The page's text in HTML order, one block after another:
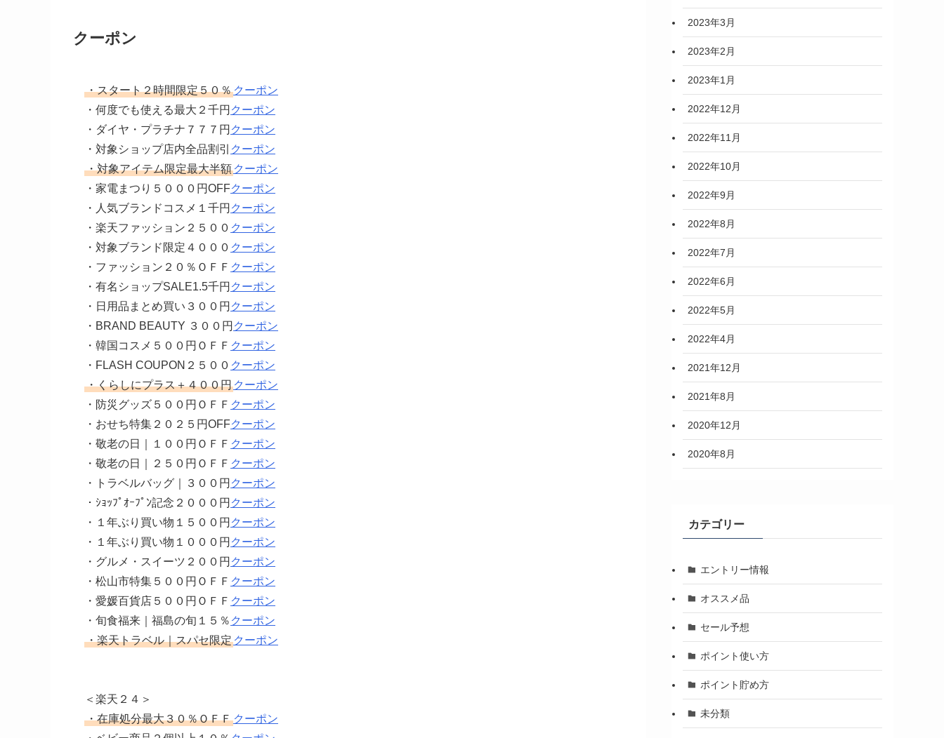
クーポン
・スタート２時間限定５０％ クーポン
・何度でも使える最大２千円 クーポン
・ダイヤ・プラチナ７７７円 クーポン
・対象ショップ店内全品割引 クーポン
・対象アイテム限定最大半額 クーポン
・家電まつり５０００円OFFクーポン
・人気ブランドコスメ１千円 クーポン
・楽天ファッション２５００ クーポン
・対象ブランド限定４０００ クーポン
・ファッション２０％ＯＦＦ クーポン
・有名ショップSALE1.5千円 クーポン
・日用品まとめ買い３００円 クーポン
・BRAND BEAUTY ３００円 クーポン
・韓国コスメ５００円ＯＦＦ クーポン
・FLASH COUPON２５００ クーポン
・くらしにプラス＋４００円 クーポン
・防災グッズ５００円ＯＦＦ クーポン
・おせち特集２０２５円OFFクーポン
・敬老の日｜１００円ＯＦＦ クーポン
・敬老の日｜２５０円ＯＦＦ クーポン
・トラベルバッグ｜３００円 クーポン
・ｼｮｯﾌﾟｵｰﾌﾟﾝ記念２０００円 クーポン
・１年ぶり買い物１５００円 クーポン
・１年ぶり買い物１０００円 クーポン
・グルメ・スイーツ２００円 クーポン
・松山市特集５００円ＯＦＦ クーポン
・愛媛百貨店５００円ＯＦＦ クーポン
・旬食福来｜福島の旬１５％ クーポン
・楽天トラベル｜スパセ限定 クーポン
＜楽天２４＞
・在庫処分最大３０％ＯＦＦ クーポン
2023年3月
2023年2月
2023年1月
2022年12月
2022年11月
2022年10月
2022年9月
2022年8月
2022年7月
2022年6月
2022年5月
2022年4月
2021年12月
2021年8月
2020年12月
2020年8月
カテゴリー
エントリー情報
オススメ品
セール予想
ポイント使い方
ポイント貯め方
未分類